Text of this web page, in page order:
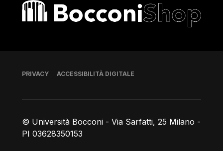
Bocconi shop
© Università Bocconi - Via Sarfatti, 25 Milano -
PI 03628350153
Piè di pagina
PRIVACY ACCESSIBILITÀ DIGITALE